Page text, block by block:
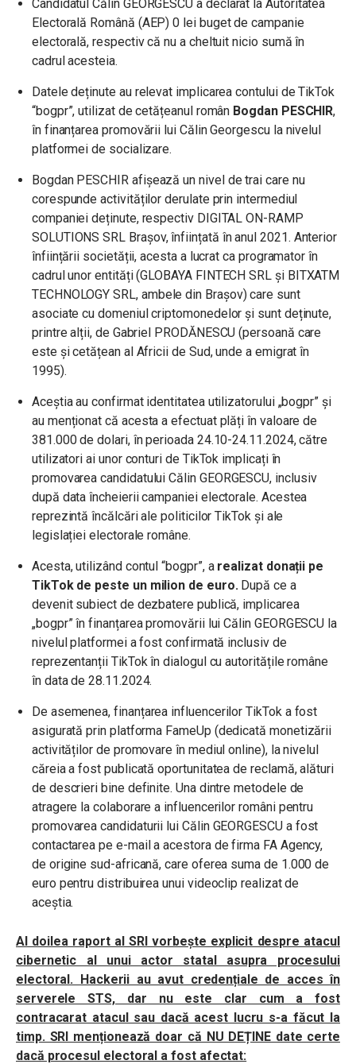
Candidatul Călin GEORGESCU a declarat la Autoritatea
Electorală Română (AEP) 0 lei buget de campanie
electorală, respectiv că nu a cheltuit nicio sumă în
cadrul acesteia.
Datele deținute au relevat implicarea contului de TikTok
“bogpr”, utilizat de cetățeanul român Bogdan PESCHIR,
în finanțarea promovării lui Călin Georgescu la nivelul
platformei de socializare.
Bogdan PESCHIR afișează un nivel de trai care nu
corespunde activităților derulate prin intermediul
companiei deținute, respectiv DIGITAL ON-RAMP
SOLUTIONS SRL Brașov, înființată în anul 2021. Anterior
înființării societății, acesta a lucrat ca programator în
cadrul unor entități (GLOBAYA FINTECH SRL și BITXATM
TECHNOLOGY SRL, ambele din Brașov) care sunt
asociate cu domeniul criptomonedelor și sunt deținute,
printre alții, de Gabriel PRODĂNESCU (persoană care
este și cetățean al Africii de Sud, unde a emigrat în
1995).
Aceștia au confirmat identitatea utilizatorului „bogpr” și
au menționat că acesta a efectuat plăți în valoare de
381.000 de dolari, în perioada 24.10-24.11.2024, către
utilizatori ai unor conturi de TikTok implicați în
promovarea candidatului Călin GEORGESCU, inclusiv
după data încheierii campaniei electorale. Acestea
reprezintă încălcări ale politicilor TikTok și ale
legislației electorale române.
Acesta, utilizând contul “bogpr”, arealizat donații pe
TikTok de peste un milion de euro.După ce a
devenit subiect de dezbatere publică, implicarea
„bogpr” în finanțarea promovării lui Călin GEORGESCU la
nivelul platformei a fost confirmată inclusiv de
reprezentanții TikTok în dialogul cu autoritățile române
în data de 28.11.2024.
De asemenea, finanțarea influencerilor TikTok a fost
asigurată prin platforma FameUp (dedicată monetizării
activităților de promovare în mediul online), la nivelul
căreia a fost publicată oportunitatea de reclamă, alături
de descrieri bine definite. Una dintre metodele de
atragere la colaborare a influencerilor români pentru
promovarea candidaturii lui Călin GEORGESCU a fost
contactarea pe e-mail a acestora de firma FA Agency,
de origine sud-africană, care oferea suma de 1.000 de
euro pentru distribuirea unui videoclip realizat de
aceștia.
Al doilea raport al SRI vorbește explicit despre atacul
cibernetic al unui actor statal asupra procesului
electoral. Hackerii au avut credențiale de acces în
serverele STS, dar nu este clar cum a fost
contracarat atacul sau dacă acest lucru s-a făcut la
timp. SRI menționează doar că NU DEȚINE date certe
dacă procesul electoral a fost afectat: